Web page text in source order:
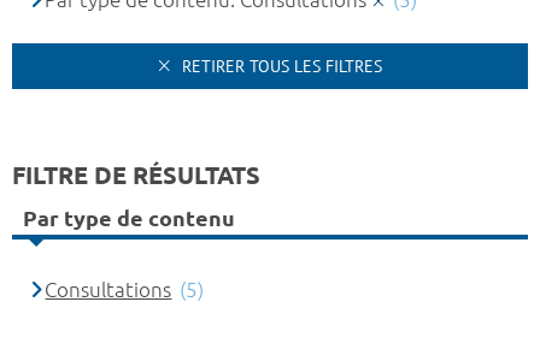
RETIRER TOUS LES FILTRES
FILTRE DE RÉSULTATS
Par type de contenu
Consultations (5)